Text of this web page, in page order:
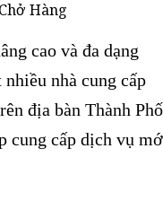
Hàng
cao và đa dạng
nhà cung cấp
địa bàn Thành Phố
cung cấp dịch vụ